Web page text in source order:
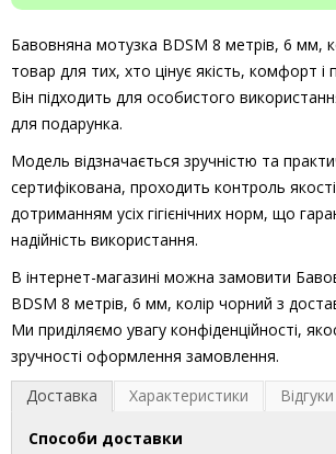
Бавовняна мотузка BDSM 8 метрів, 6 мм,
товар для тих, хто цінує якість, комфорт і
Він підходить для особистого
для подарунка.
Модель відзначається зручністю та
сертифікована, проходить контроль
дотриманням усіх гігієнічних норм, що
надійність використання.
В інтернет-магазині можна замовити
BDSM 8 метрів, 6 мм, колір чорний з
Ми приділяємо увагу конфіденційності,
зручності оформлення замовлення.
Доставка
Характеристики
Способи доставки